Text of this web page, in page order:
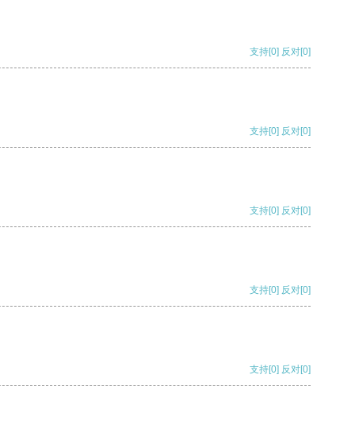
支持[0] 反对[0]
支持[0] 反对[0]
支持[0] 反对[0]
支持[0] 反对[0]
支持[0] 反对[0]